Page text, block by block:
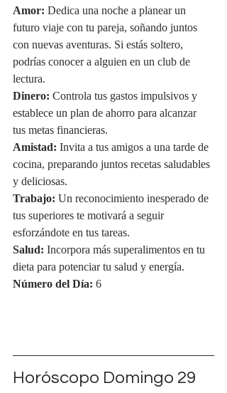
Amor: Dedica una noche a planear un
futuro viaje con tu pareja, soñando juntos
con nuevas aventuras. Si estás soltero,
podrías conocer a alguien en un club de
lectura.
Dinero: Controla tus gastos impulsivos y
establece un plan de ahorro para alcanzar
tus metas financieras.
Amistad: Invita a tus amigos a una tarde de
cocina, preparando juntos recetas saludables
y deliciosas.
Trabajo: Un reconocimiento inesperado de
tus superiores te motivará a seguir
esforzándote en tus tareas.
Salud: Incorpora más superalimentos en tu
dieta para potenciar tu salud y energía.
Número del Día: 6
Horóscopo Domingo 29